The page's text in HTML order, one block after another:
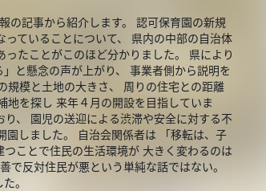
の記事から紹介します。 認可保育園の新規
ていることについて、 県内の中部の自治体
たことがこのほど分かりました。 県により
と懸念の声が上がり、 事業者側から説明を
規模と土地の大きさ、 周りの住宅との距離
を探し 来年４月の開設を目指していま
、 園児の送迎による渋滞や安全に対する不
しました。 自治会関係者は 「移転は、子
ことで住民の生活環境が 大きく変わるのは
反対住民が悪という単純な話ではない。
。